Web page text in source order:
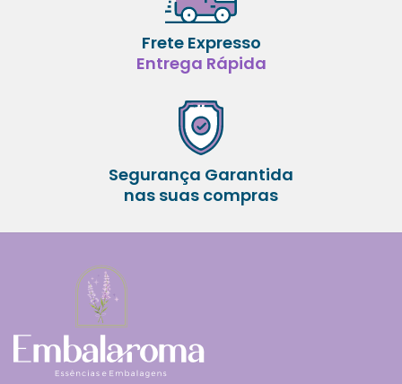
Frete Expresso
Entrega Rápida
Segurança Garantida
nas suas compras